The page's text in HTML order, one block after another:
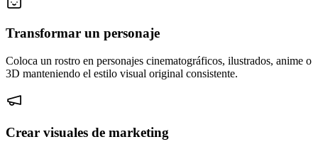
Transformar un personaje
Coloca un rostro en personajes cinematográficos, ilustrados, anime o
3D manteniendo el estilo visual original consistente.
Crear visuales de marketing